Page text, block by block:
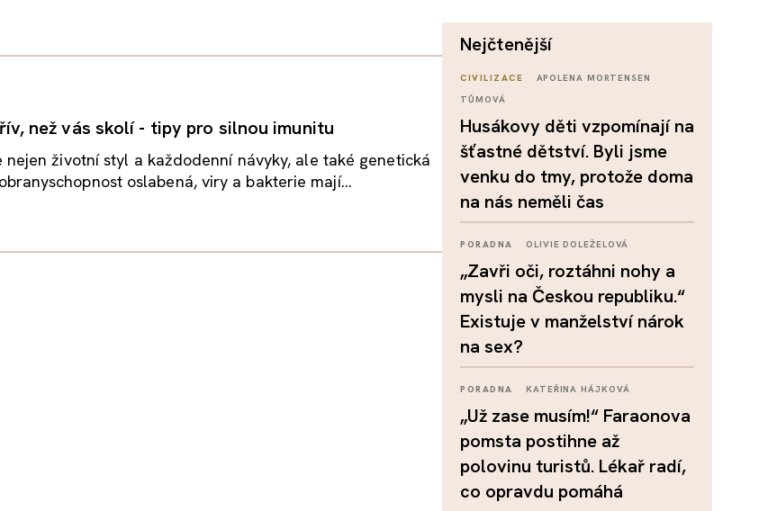
než vás skolí - tipy pro silnou imunitu
nejen životní styl a každodenní návyky, ale také genetická
oslabená, viry a bakterie mají...
nejčtenější
CIVILIZACE
APOLENA MORTENSEN
TŮMOVÁ
Husákovy děti vzpomínají na
šťastné dětství. Byli jsme
venku do tmy, protože doma
na nás neměli čas
PORADNA OLIVIE DOLEŽELOVÁ
„Zavři oči, roztáhni nohy a
mysli na Českou republiku.“
Existuje v manželství nárok
na sex?
PORADNA KATEŘINA HÁJKOVÁ
„Už zase musím!“ Faraonova
pomsta postihne až
polovinu turistů. Lékař radí,
co opravdu pomáhá